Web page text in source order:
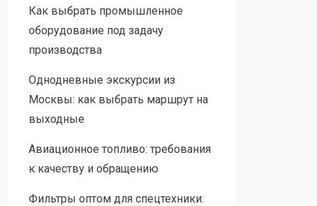
Как выбрать промышленное
оборудование под задачу
производства
Однодневные экскурсии из
Москвы: как выбрать маршрут на
выходные
Авиационное топливо: требования
к качеству и обращению
Фильтры оптом для спецтехники: